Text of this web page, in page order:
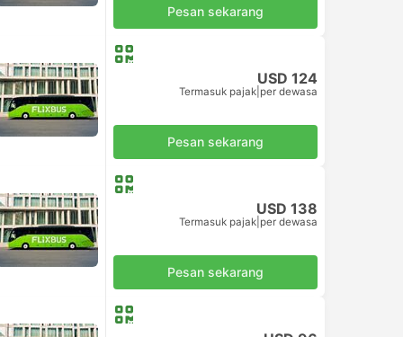
Pesan sekarang
USD 124
Termasuk pajak per dewasa
Pesan sekarang
USD 138
Termasuk pajak per dewasa
Pesan sekarang